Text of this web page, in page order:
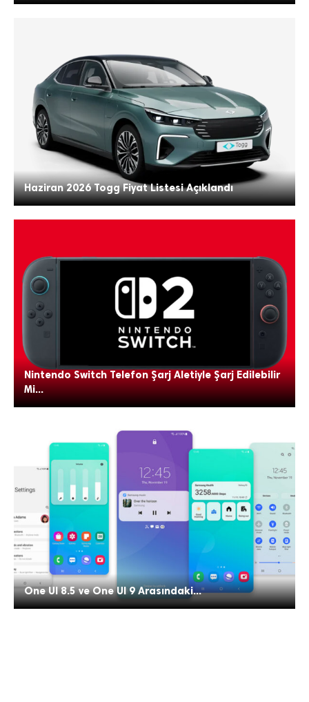
Haziran 2026 Togg Fiyat Listesi Açıklandı
Nintendo Switch Telefon Şarj Aletiyle Şarj Edilebilir
Mi...
One UI 8.5 ve One UI 9 Arasındaki...